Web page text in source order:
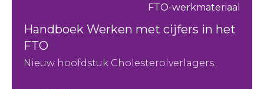
FTO-werkmateriaal
Handboek Werken met cijfers in het
FTO
Nieuw hoofdstuk Cholesterolverlagers.